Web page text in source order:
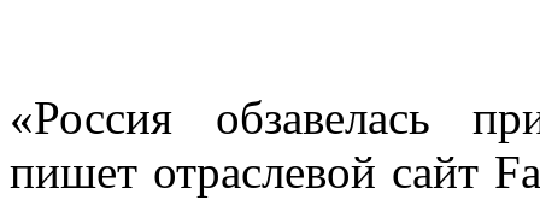
«Россия обзавелась
пишет отраслевой сайт